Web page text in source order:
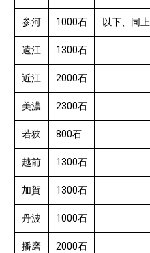
参河 1000石 以下、同上
遠江 1300石
近江 2000石
美濃 2300石
若狭 800石
越前 1300石
加賀 1300石
丹波 1000石
播磨 2000石